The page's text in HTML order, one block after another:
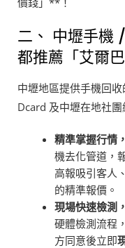
二、 中壢手機
都推薦「艾爾
中壢地區提供手機回收
Dcard 及中壢在地社
精準掌握行情
機去化管道，
高報吸引客人
的精準報價。
現場快速檢測
硬體檢測流程
方同意後立即